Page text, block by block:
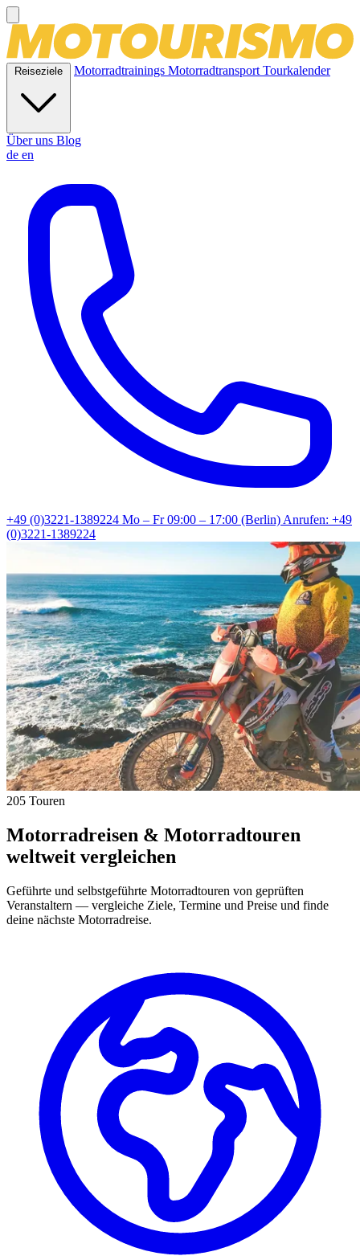
Reiseziele Motorradtrainings MotorradtransportTourkalender
Über uns Blog
de en
+49 (0)3221-1389224 Mo – Fr 09:00 – 17:00 (Berlin)Anrufen: +49
(0)3221-1389224
205 Touren
Motorradreisen & Motorradtouren
weltweit vergleichen
Geführte und selbstgeführte Motorradtouren von geprüften
Veranstaltern — vergleiche Ziele, Termine und Preise und finde
deine nächste Motorradreise.